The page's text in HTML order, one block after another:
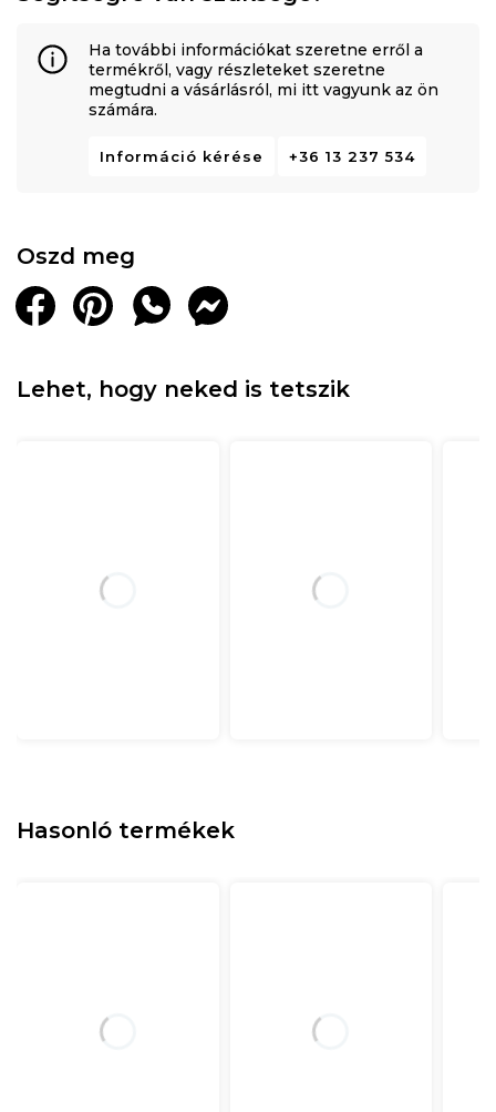
Ha további információkat szeretne erről a
termékről, vagy részleteket szeretne
megtudni a vásárlásról, mi itt vagyunk az ön
számára.
Információ kérése +36 13 237 534
Oszd meg
Lehet, hogy neked is tetszik
Hasonló termékek